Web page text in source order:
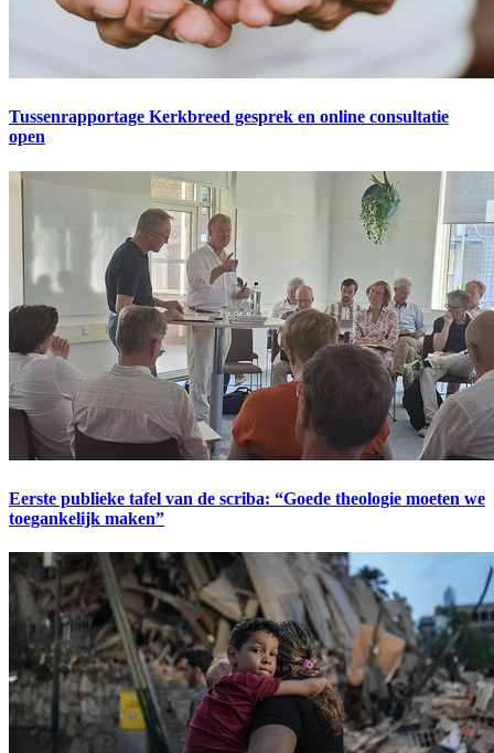
Tussenrapportage Kerkbreed gesprek en online consultatie
open
Eerste publieke tafel van de scriba: “Goede theologie moeten we
toegankelijk maken”